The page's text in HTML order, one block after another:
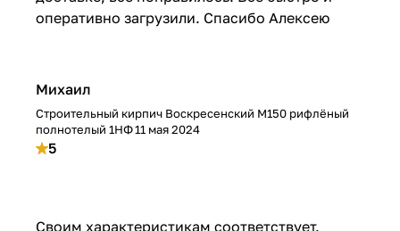
оперативно загрузили. Спасибо Алексею
Михаил
Строительный кирпич Воскресенский М150 рифлёный
полнотелый 1НФ11 мая 2024
5
Своим характеристикам соответствует.